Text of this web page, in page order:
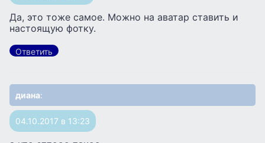
Да, это тоже самое. Можно на аватар ставить и
настоящую фотку.
Ответить
диана:
04.10.2017 в 13:23